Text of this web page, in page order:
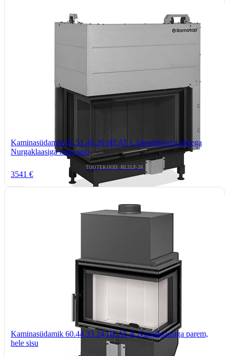
Kaminasüdamik 81.51.40.26 HEAT L ülestõstetava uksega
Nurgaklaasiga tume sisu
TOOTEKOOD: HL3LF-26
3541 €
Kaminasüdamik 60.44.33.24 HEAT R Nurgaklaasiga parem,
hele sisu